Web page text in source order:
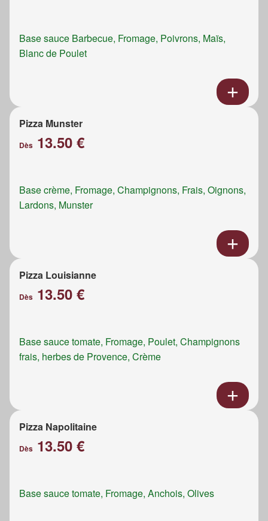
Base sauce Barbecue, Fromage, Poivrons, Maïs,
Blanc de Poulet
Pizza Munster
Dès 13.50 €
Base crème, Fromage, Champignons, Frais, Oignons,
Lardons, Munster
Pizza Louisianne
Dès 13.50 €
Base sauce tomate, Fromage, Poulet, Champignons
frais, herbes de Provence, Crème
Pizza Napolitaine
Dès 13.50 €
Base sauce tomate, Fromage, Anchois, Olives